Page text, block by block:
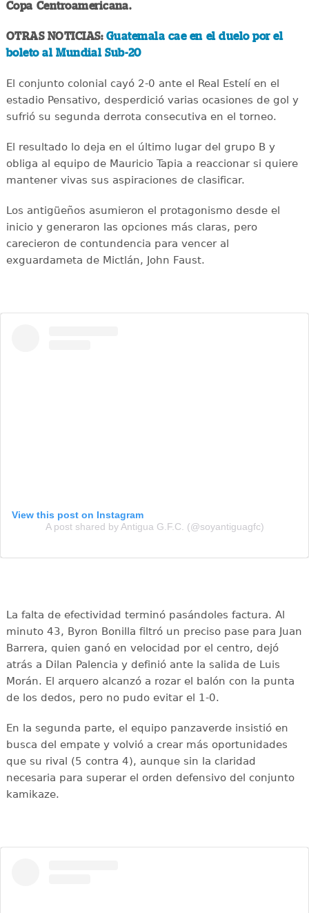
Copa Centroamericana.
OTRAS NOTICIAS: Guatemala cae en el duelo por el
boleto al Mundial Sub-20
El conjunto colonial cayó 2-0 ante el Real Estelí en el
estadio Pensativo, desperdició varias ocasiones de gol y
sufrió su segunda derrota consecutiva en el torneo.
El resultado lo deja en el último lugar del grupo B y
obliga al equipo de Mauricio Tapia a reaccionar si quiere
mantener vivas sus aspiraciones de clasificar.
Los antigüeños asumieron el protagonismo desde el
inicio y generaron las opciones más claras, pero
carecieron de contundencia para vencer al
exguardameta de Mictlán, John Faust.
View this post on Instagram
A post shared by Antigua G.F.C. (@soyantiguagfc)
La falta de efectividad terminó pasándoles factura. Al
minuto 43, Byron Bonilla filtró un preciso pase para Juan
Barrera, quien ganó en velocidad por el centro, dejó
atrás a Dilan Palencia y definió ante la salida de Luis
Morán. El arquero alcanzó a rozar el balón con la punta
de los dedos, pero no pudo evitar el 1-0.
En la segunda parte, el equipo panzaverde insistió en
busca del empate y volvió a crear más oportunidades
que su rival (5 contra 4), aunque sin la claridad
necesaria para superar el orden defensivo del conjunto
kamikaze.